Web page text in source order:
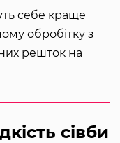
себе краще
обробітку з
решток на
сівби